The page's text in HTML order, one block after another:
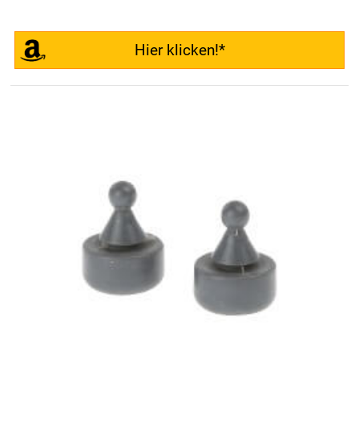
Hier klicken!*